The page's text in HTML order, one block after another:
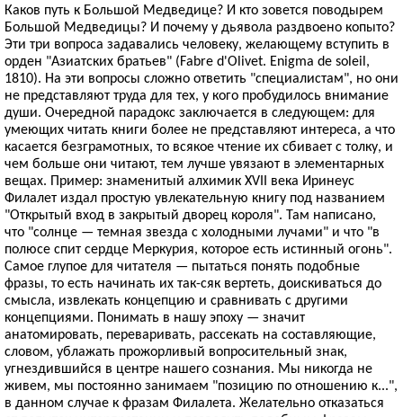
Каков путь к Большой Медведице? И кто зовется поводырем
Большой Медведицы? И почему у дьявола раздвоено копыто?
Эти три вопроса задавались человеку, желающему вступить в
орден "Азиатских братьев" (Fabre d'Olivet. Enigma de soleil,
1810). На эти вопросы сложно ответить "специалистам", но они
не представляют труда для тех, у кого пробудилось внимание
души. Очередной парадокс заключается в следующем: для
умеющих читать книги более не представляют интереса, а что
касается безграмотных, то всякое чтение их сбивает с толку, и
чем больше они читают, тем лучше увязают в элементарных
вещах. Пример: знаменитый алхимик XVII века Иринеус
Филалет издал простую увлекательную книгу под названием
"Открытый вход в закрытый дворец короля". Там написано,
что "солнце — темная звезда с холодными лучами" и что "в
полюсе спит сердце Меркурия, которое есть истинный огонь".
Самое глупое для читателя — пытаться понять подобные
фразы, то есть начинать их так-сяк вертеть, доискиваться до
смысла, извлекать концепцию и сравнивать с другими
концепциями. Понимать в нашу эпоху — значит
анатомировать, переваривать, рассекать на составляющие,
словом, ублажать прожорливый вопросительный знак,
угнездившийся в центре нашего сознания. Мы никогда не
живем, мы постоянно занимаем "позицию по отношению к...",
в данном случае к фразам Филалета. Желательно отказаться